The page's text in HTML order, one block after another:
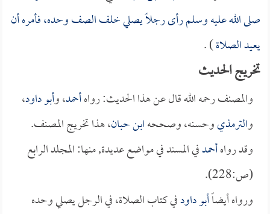
صلى الله عليه وسلم رأى رجلاً يصلي خلف الصف وحده، فأمره أن
يعيد الصلاة) .
تخريج الحديث
والمصنف رحمه الله قال عن هذا الحديث: رواهأحمد، وأبو داود،
والترمذيوحسنه، وصححهابن حبان، هذا تخريج المصنف.
وقد رواهأحمدفي المسند في مواضع عديدة, منها: المجلد الرابع
(ص:228).
ورواه أيضاًأبو داودفي كتاب الصلاة، في الرجل يصلي وحده